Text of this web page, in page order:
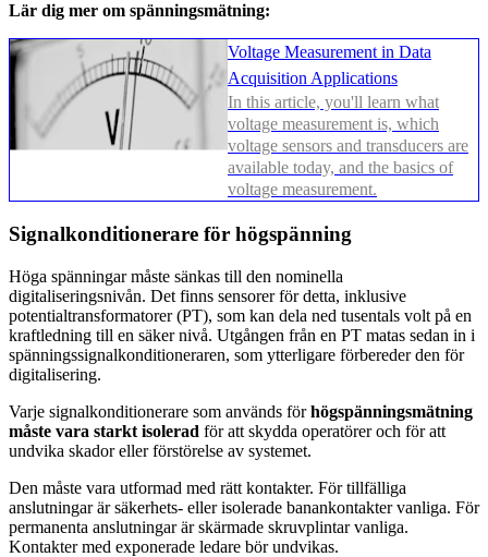
Lär dig mer om spänningsmätning:
Voltage Measurement in Data
Acquisition Applications
In this article, you'll learn what
voltage measurement is, which
voltage sensors and transducers are
available today, and the basics of
voltage measurement.
Signalkonditionerare för högspänning
Höga spänningar måste sänkas till den nominella
digitaliseringsnivån. Det finns sensorer för detta, inklusive
potentialtransformatorer (PT), som kan dela ned tusentals volt på en
kraftledning till en säker nivå. Utgången från en PT matas sedan in i
spänningssignalkonditioneraren, som ytterligare förbereder den för
digitalisering.
Varje signalkonditionerare som används förhögspänningsmätning
måste vara starkt isolerad för att skydda operatörer och för att
undvika skador eller förstörelse av systemet.
Den måste vara utformad med rätt kontakter. För tillfälliga
anslutningar är säkerhets- eller isolerade banankontakter vanliga. För
permanenta anslutningar är skärmade skruvplintar vanliga.
Kontakter med exponerade ledare bör undvikas.